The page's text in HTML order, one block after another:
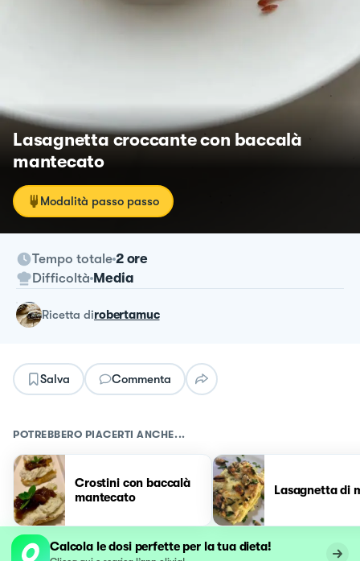
Lasagnetta croccante con baccalà
mantecato
Modalità passo passo
Tempo totale 2 ore
Difficoltà Media
ricetta dirobertamuc
Salva Commenta
POTREBBERO PIACERTI ANCHE...
Crostini con baccalà
mantecato
Lasagnetta di
Calcola le dosi perfette per la tua dieta!